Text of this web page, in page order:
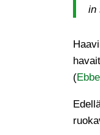
in
(